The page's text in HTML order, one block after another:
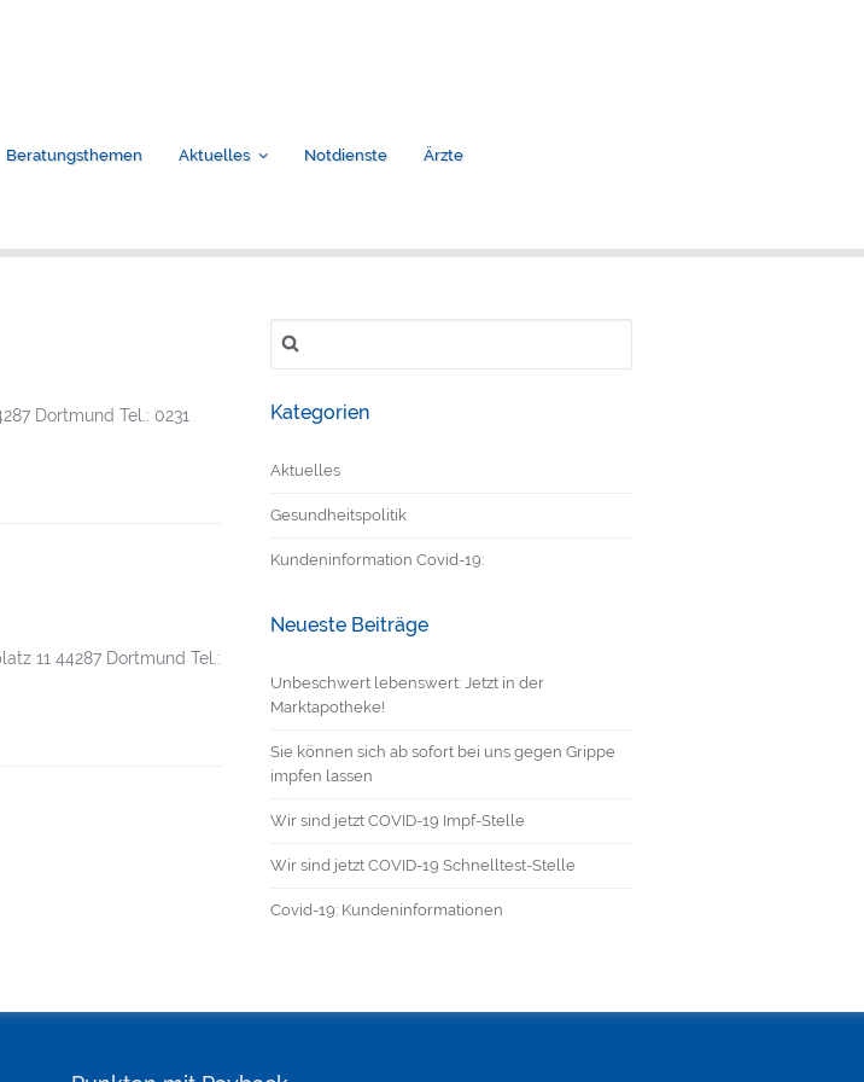
Beratungsthemen Aktuelles Notdienste
Ärzte
Dortmund Tel.: 0231
11 44287 Dortmund Tel.:
nach:
Kategorien
Aktuelles
Gesundheitspolitik
Kundeninformation Covid-19:
Neueste Beiträge
Unbeschwert lebenswert: Jetzt in der
Marktapotheke!
Sie können sich ab sofort bei uns gegen Grippe
impfen lassen
Wir sind jetzt COVID-19 Impf-Stelle
Wir sind jetzt COVID-19 Schnelltest-Stelle
Covid-19: Kundeninformationen